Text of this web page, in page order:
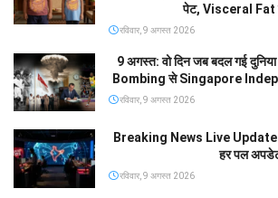
पेट, Visceral Fat
रविवार, 9 अगस्त 2026
9 अगस्त: वो दिन जब बदल गई
Bombing से Singapore
रविवार, 9 अगस्त 2026
Breaking News Live
हर पल
रविवार, 9 अगस्त 2026